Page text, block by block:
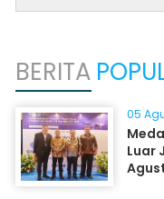
BERITA
05
Luar